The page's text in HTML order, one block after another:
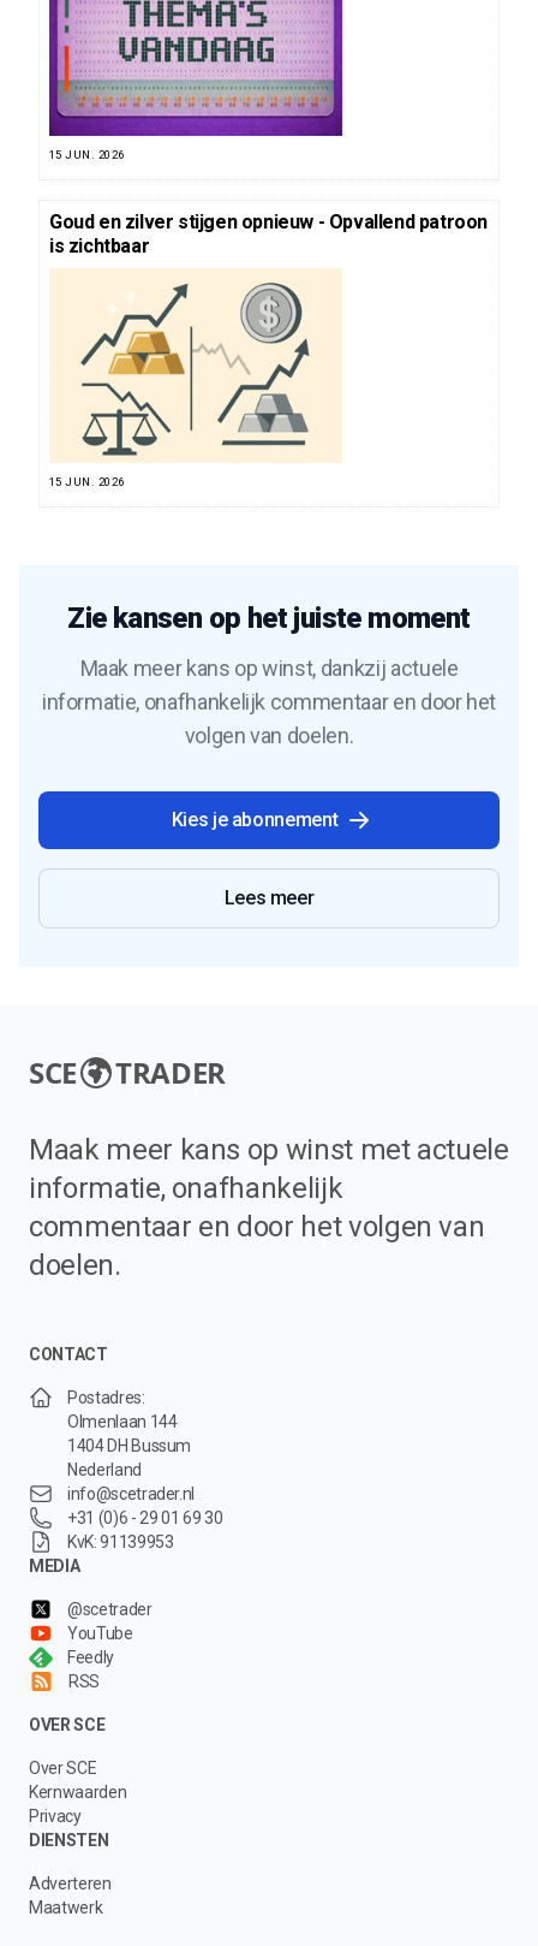
15 JUN. 2026
Goud en zilver stijgen opnieuw - Opvallend patroon
is zichtbaar
15 JUN. 2026
Zie kansen op het juiste moment
Maak meer kans op winst, dankzij actuele
informatie, onafhankelijk commentaar en door het
volgen van doelen.
Kies je abonnement
Lees meer
SCE TRADER
Maak meer kans op winst met actuele
informatie, onafhankelijk
commentaar en door het volgen van
doelen.
CONTACT
Postadres:
Olmenlaan 144
1404 DH Bussum
Nederland
info@scetrader.nl
+31 (0)6 - 29 01 69 30
KvK: 91139953
MEDIA
@scetrader
YouTube
Feedly
RSS
OVER SCE
Over SCE
Kernwaarden
Privacy
DIENSTEN
Adverteren
Maatwerk